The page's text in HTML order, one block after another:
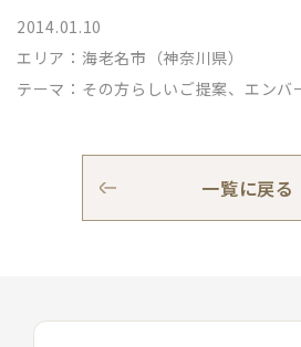
2014.01.10
エリア： 海老名市（神奈川県）
テーマ： その方らしいご提案、エンバ
一覧に戻る